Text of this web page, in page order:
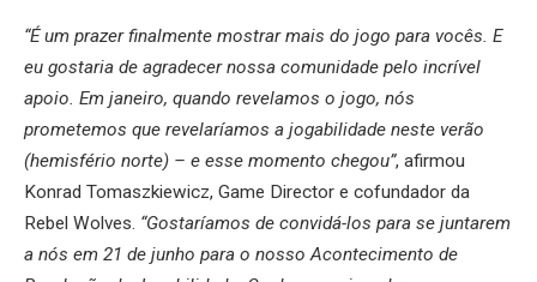
“É um prazer finalmente mostrar mais do jogo para vocês. E
eu gostaria de agradecer nossa comunidade pelo incrível
apoio. Em janeiro, quando revelamos o jogo, nós
prometemos que revelaríamos a jogabilidade neste verão
(hemisfério norte) – e esse momento chegou”, afirmou
Konrad Tomaszkiewicz, Game Director e cofundador da
Rebel Wolves. “Gostaríamos de convidá-los para se juntarem
a nós em 21 de junho para o nosso Acontecimento de